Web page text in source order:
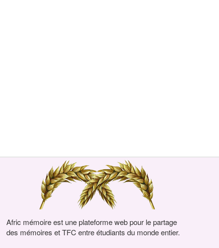
Afric mémoire est une plateforme web pour le partage
des mémoires et TFC entre étudiants du monde entier.